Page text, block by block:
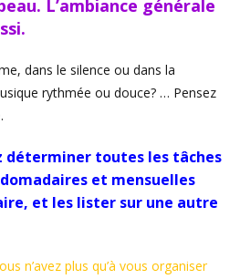
L’ambiance générale
dans le silence ou dans la
rythmée ou douce? … Pensez
déterminer toutes les tâches
et mensuelles
et les lister sur une autre
n’avez plus qu’à vous organiser